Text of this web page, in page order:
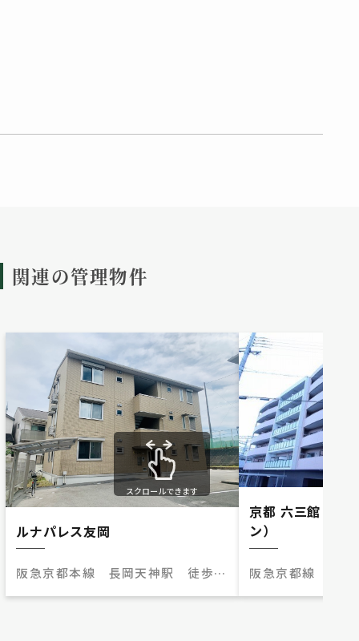
関連の管理物件
ルナパレス友岡
阪急京都本線 長岡天神駅 徒歩
京都 六三館（キ
ン）
阪急京都線 西
スクロールできます